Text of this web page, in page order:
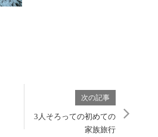
次の記事
3人そろっての初めての
家族旅行